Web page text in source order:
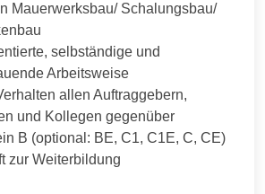
Mauerwerksbau/ Schalungsbau/
selbständige und
Arbeitsweise
allen Auftraggebern,
und Kollegen gegenüber
B (optional: BE, C1, C1E, C, CE)
zur Weiterbildung